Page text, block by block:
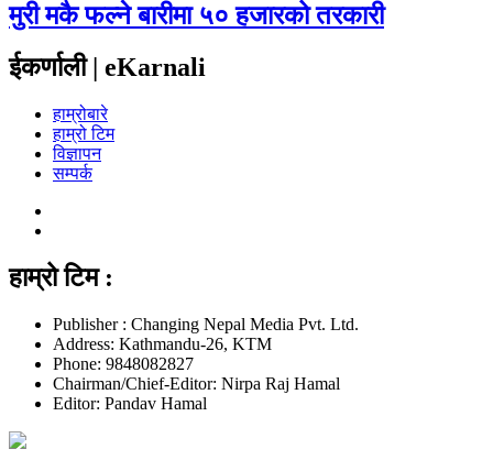
मुरी मकै फल्ने बारीमा ५० हजारको तरकारी
ईकर्णाली | eKarnali
हाम्रोबारे
हाम्रो टिम
विज्ञापन
सम्पर्क
हाम्रो टिम :
Publisher : Changing Nepal Media Pvt. Ltd.
Address: Kathmandu-26, KTM
Phone: 9848082827
Chairman/Chief-Editor: Nirpa Raj Hamal
Editor: Pandav Hamal